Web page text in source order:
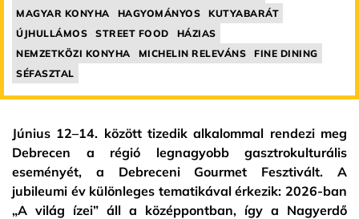
MAGYAR KONYHA
HAGYOMÁNYOS
KUTYABARÁT
ÚJHULLÁMOS
STREET FOOD
HÁZIAS
NEMZETKÖZI KONYHA
MICHELIN RELEVÁNS
FINE DINING
SÉFASZTAL
Június 12–14. között tizedik alkalommal rendezi meg
Debrecen a régió legnagyobb gasztrokulturális
eseményét, a Debreceni Gourmet Fesztivált. A
jubileumi év különleges tematikával érkezik: 2026-ban
„A világ ízei” áll a középpontban, így a Nagyerdő